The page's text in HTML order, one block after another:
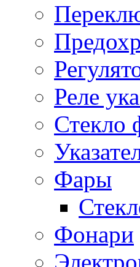
Реле
Стекло
Фары
Фонари